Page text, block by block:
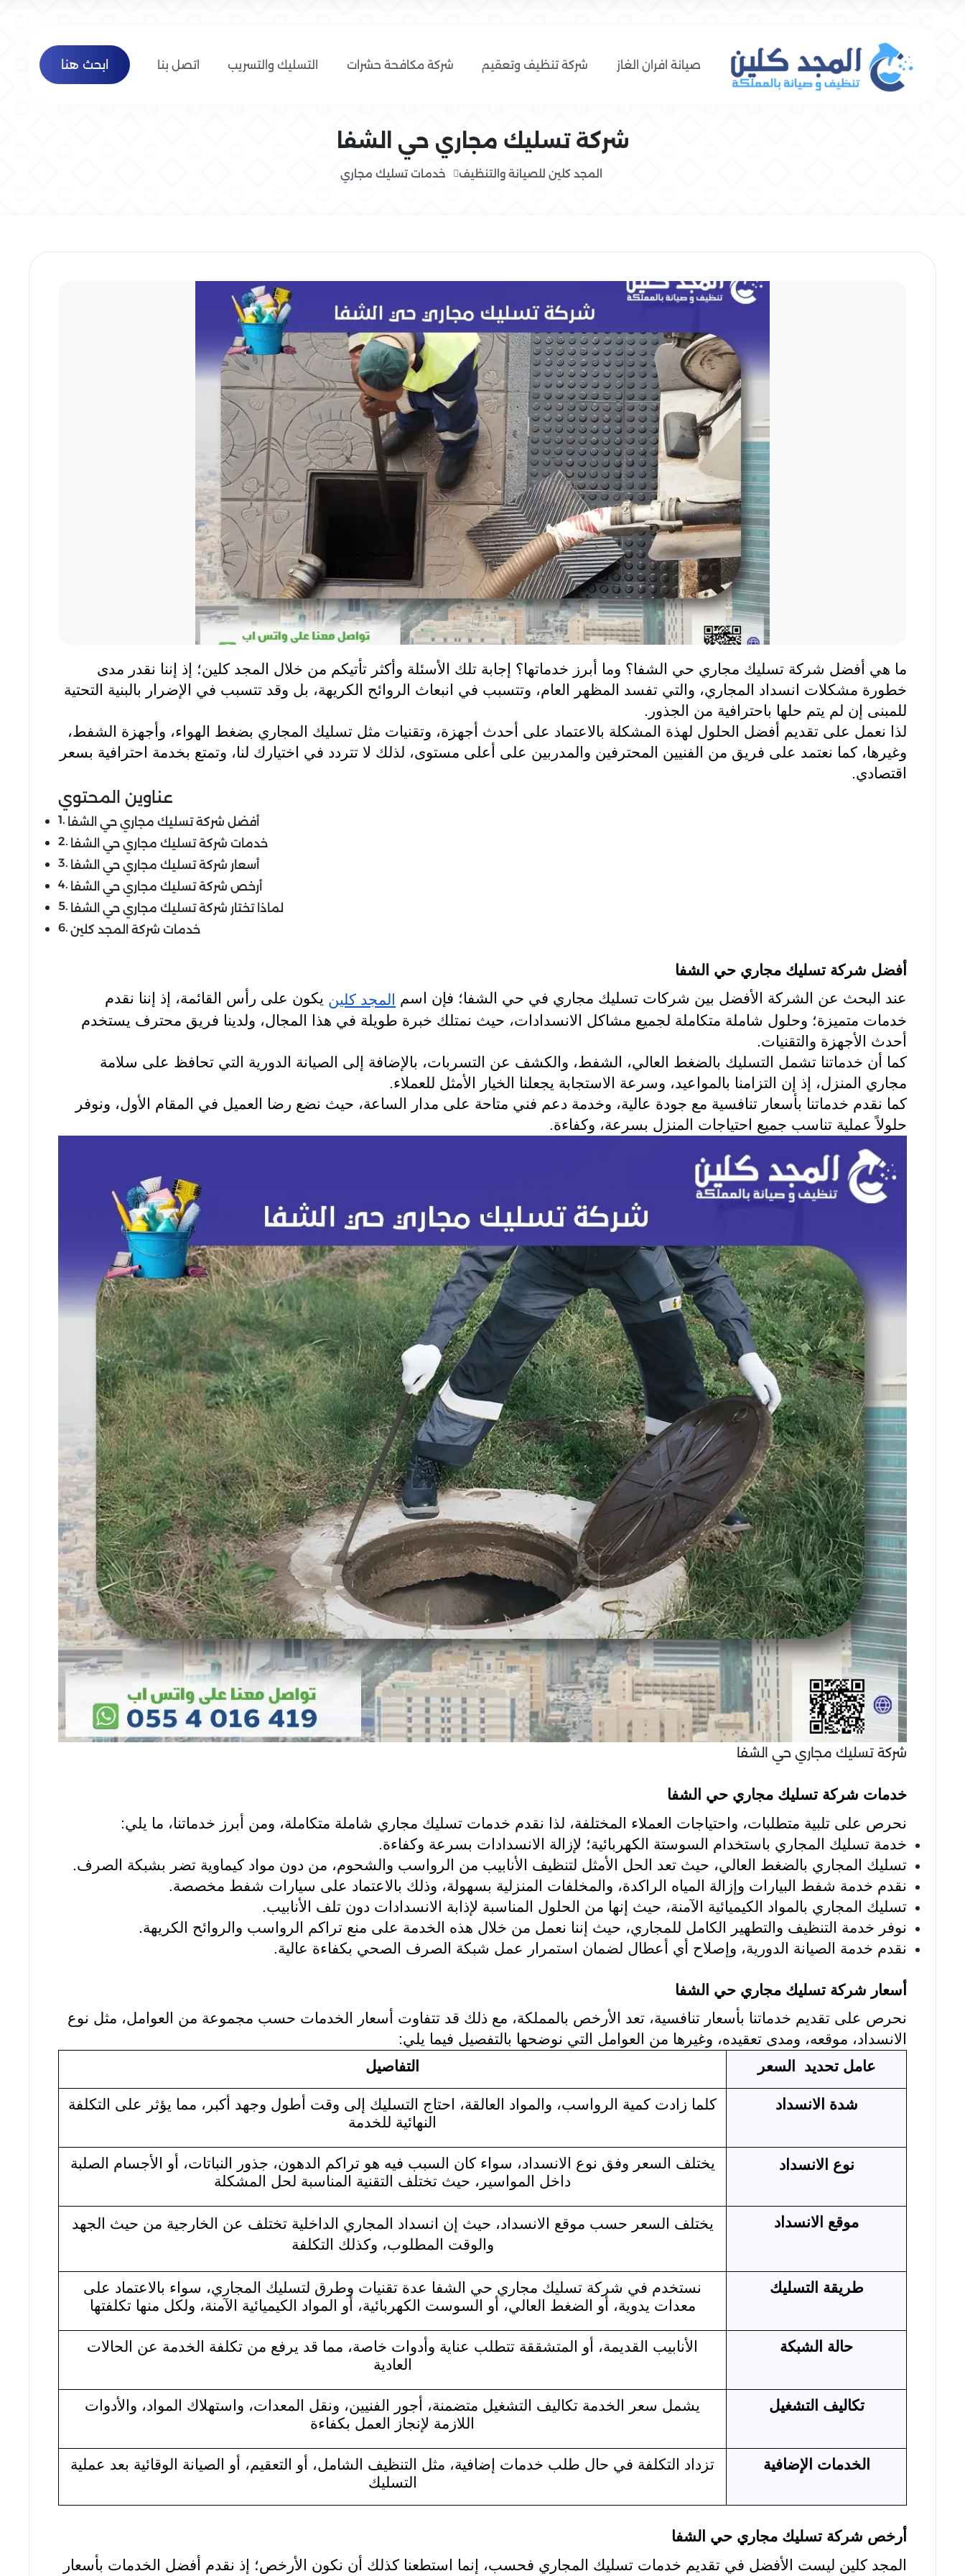
صيانة افران الغاز شركة تنظيف وتعقيم شركة مكافحة حشرات التسليك والتسريب اتصل بنا ابحث هنا
شركة تسليك مجاري حي الشفا
المجد كلين للصيانة والتنظيف خدمات تسليك مجاري
ما هي أفضل شركة تسليك مجاري حي الشفا؟ وما أبرز خدماتها؟ إجابة تلك الأسئلة وأكثر تأتيكم من خلال المجد كلين؛ إذ إننا نقدر مدى
خطورة مشكلات انسداد المجاري، والتي تفسد المظهر العام، وتتسبب في انبعاث الروائح الكريهة، بل وقد تتسبب في الإضرار بالبنية التحتية
للمبنى إن لم يتم حلها باحترافية من الجذور.
لذا نعمل على تقديم أفضل الحلول لهذة المشكلة بالاعتماد على أحدث أجهزة، وتقنيات مثل تسليك المجاري بضغط الهواء، وأجهزة الشفط،
وغيرها، كما نعتمد على فريق من الفنيين المحترفين والمدربين على أعلى مستوى، لذلك لا تتردد في اختيارك لنا، وتمتع بخدمة احترافية بسعر
اقتصادي.
عناوين المحتوي
أفضل شركة تسليك مجاري حي الشفا
خدمات شركة تسليك مجاري حي الشفا
أسعار شركة تسليك مجاري حي الشفا
أرخص شركة تسليك مجاري حي الشفا
لماذا تختار شركة تسليك مجاري حي الشفا
خدمات شركة المجد كلين
أفضل شركة تسليك مجاري حي الشفا
عند البحث عن الشركة الأفضل بين شركات تسليك مجاري في حي الشفا؛ فإن اسم المجد كلين يكون على رأس القائمة، إذ إننا نقدم
خدمات متميزة؛ وحلول شاملة متكاملة لجميع مشاكل الانسدادات، حيث نمتلك خبرة طويلة في هذا المجال، ولدينا فريق محترف يستخدم
أحدث الأجهزة والتقنيات.
كما أن خدماتنا تشمل التسليك بالضغط العالي، الشفط، والكشف عن التسربات، بالإضافة إلى الصيانة الدورية التي تحافظ على سلامة
مجاري المنزل، إذ إن التزامنا بالمواعيد، وسرعة الاستجابة يجعلنا الخيار الأمثل للعملاء.
كما نقدم خدماتنا بأسعار تنافسية مع جودة عالية، وخدمة دعم فني متاحة على مدار الساعة، حيث نضع رضا العميل في المقام الأول، ونوفر
حلولاً عملية تناسب جميع احتياجات المنزل بسرعة، وكفاءة.
شركة تسليك مجاري حي الشفا
خدمات شركة تسليك مجاري حي الشفا
نحرص على تلبية متطلبات، واحتياجات العملاء المختلفة، لذا نقدم خدمات تسليك مجاري شاملة متكاملة، ومن أبرز خدماتنا، ما يلي:
خدمة تسليك المجاري باستخدام السوستة الكهربائية؛ لإزالة الانسدادات بسرعة وكفاءة.
تسليك المجاري بالضغط العالي، حيث تعد الحل الأمثل لتنظيف الأنابيب من الرواسب والشحوم، من دون مواد كيماوية تضر بشبكة الصرف.
نقدم خدمة شفط البيارات وإزالة المياه الراكدة، والمخلفات المنزلية بسهولة، وذلك بالاعتماد على سيارات شفط مخصصة.
تسليك المجاري بالمواد الكيميائية الآمنة، حيث إنها من الحلول المناسبة لإذابة الانسدادات دون تلف الأنابيب.
نوفر خدمة التنظيف والتطهير الكامل للمجاري، حيث إننا نعمل من خلال هذه الخدمة على منع تراكم الرواسب والروائح الكريهة.
نقدم خدمة الصيانة الدورية، وإصلاح أي أعطال لضمان استمرار عمل شبكة الصرف الصحي بكفاءة عالية.
أسعار شركة تسليك مجاري حي الشفا
نحرص على تقديم خدماتنا بأسعار تنافسية، تعد الأرخص بالمملكة، مع ذلك قد تتفاوت أسعار الخدمات حسب مجموعة من العوامل، مثل نوع
الانسداد، موقعه، ومدى تعقيده، وغيرها من العوامل التي نوضحها بالتفصيل فيما يلي:
عامل تحديد السعر
التفاصيل
شدة الانسداد
كلما زادت كمية الرواسب، والمواد العالقة، احتاج التسليك إلى وقت أطول وجهد أكبر، مما يؤثر على التكلفة
النهائية للخدمة
نوع الانسداد
يختلف السعر وفق نوع الانسداد، سواء كان السبب فيه هو تراكم الدهون، جذور النباتات، أو الأجسام الصلبة
داخل المواسير، حيث تختلف التقنية المناسبة لحل المشكلة
موقع الانسداد
يختلف السعر حسب موقع الانسداد، حيث إن انسداد المجاري الداخلية تختلف عن الخارجية من حيث الجهد
والوقت المطلوب، وكذلك التكلفة
طريقة التسليك
نستخدم في شركة تسليك مجاري حي الشفا عدة تقنيات وطرق لتسليك المجاري، سواء بالاعتماد على
معدات يدوية، أو الضغط العالي، أو السوست الكهربائية، أو المواد الكيميائية الآمنة، ولكل منها تكلفتها
حالة الشبكة
الأنابيب القديمة، أو المتشققة تتطلب عناية وأدوات خاصة، مما قد يرفع من تكلفة الخدمة عن الحالات
العادية
تكاليف التشغيل
يشمل سعر الخدمة تكاليف التشغيل متضمنة، أجور الفنيين، ونقل المعدات، واستهلاك المواد، والأدوات
اللازمة لإنجاز العمل بكفاءة
الخدمات الإضافية
تزداد التكلفة في حال طلب خدمات إضافية، مثل التنظيف الشامل، أو التعقيم، أو الصيانة الوقائية بعد عملية
التسليك
أرخص شركة تسليك مجاري حي الشفا
المجد كلين ليست الأفضل في تقديم خدمات تسليك المجاري فحسب، إنما استطعنا كذلك أن نكون الأرخص؛ إذ نقدم أفضل الخدمات بأسعار